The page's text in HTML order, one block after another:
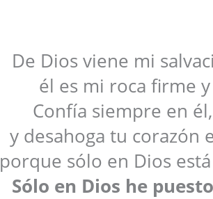
De Dios viene mi
él es mi roca firme
Confía siempre en
y desahoga tu corazón
porque sólo en Dios
Sólo en Dios he